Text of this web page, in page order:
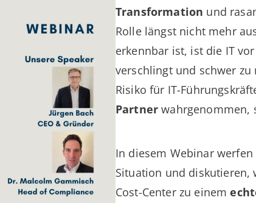
Transformation und
Rolle längst nicht mehr
erkennbar ist, ist die IT
verschlingt und schwer
Risiko für IT-
Partner wahrgenommen,
In diesem Webinar
Situation und diskutieren,
Cost-Center zu einem